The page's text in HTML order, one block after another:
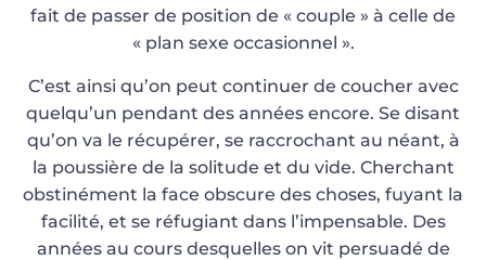
fait de passer de position de « couple » à celle de
« plan sexe occasionnel ».
C’est ainsi qu’on peut continuer de coucher avec
quelqu’un pendant des années encore. Se disant
qu’on va le récupérer, se raccrochant au néant, à
la poussière de la solitude et du vide. Cherchant
obstinément la face obscure des choses, fuyant la
facilité, et se réfugiant dans l’impensable. Des
années au cours desquelles on vit persuadé de